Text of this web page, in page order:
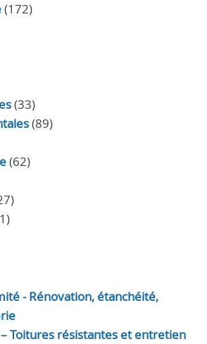
(172)
(33)
(89)
(62)
- Rénovation, étanchéité,
Toitures résistantes et entretien